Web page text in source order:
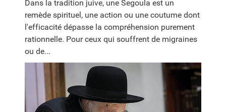
Dans la tradition juive, une Segoula est un
remède spirituel, une action ou une coutume dont
l'efficacité dépasse la compréhension purement
rationnelle. Pour ceux qui souffrent de migraines
ou de...